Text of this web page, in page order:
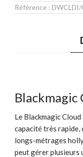
Référence : DWCLDI/
Blackmagic
Le Blackmagic
capacité très rapide,
longs-métrages
peut gérer plusieurs